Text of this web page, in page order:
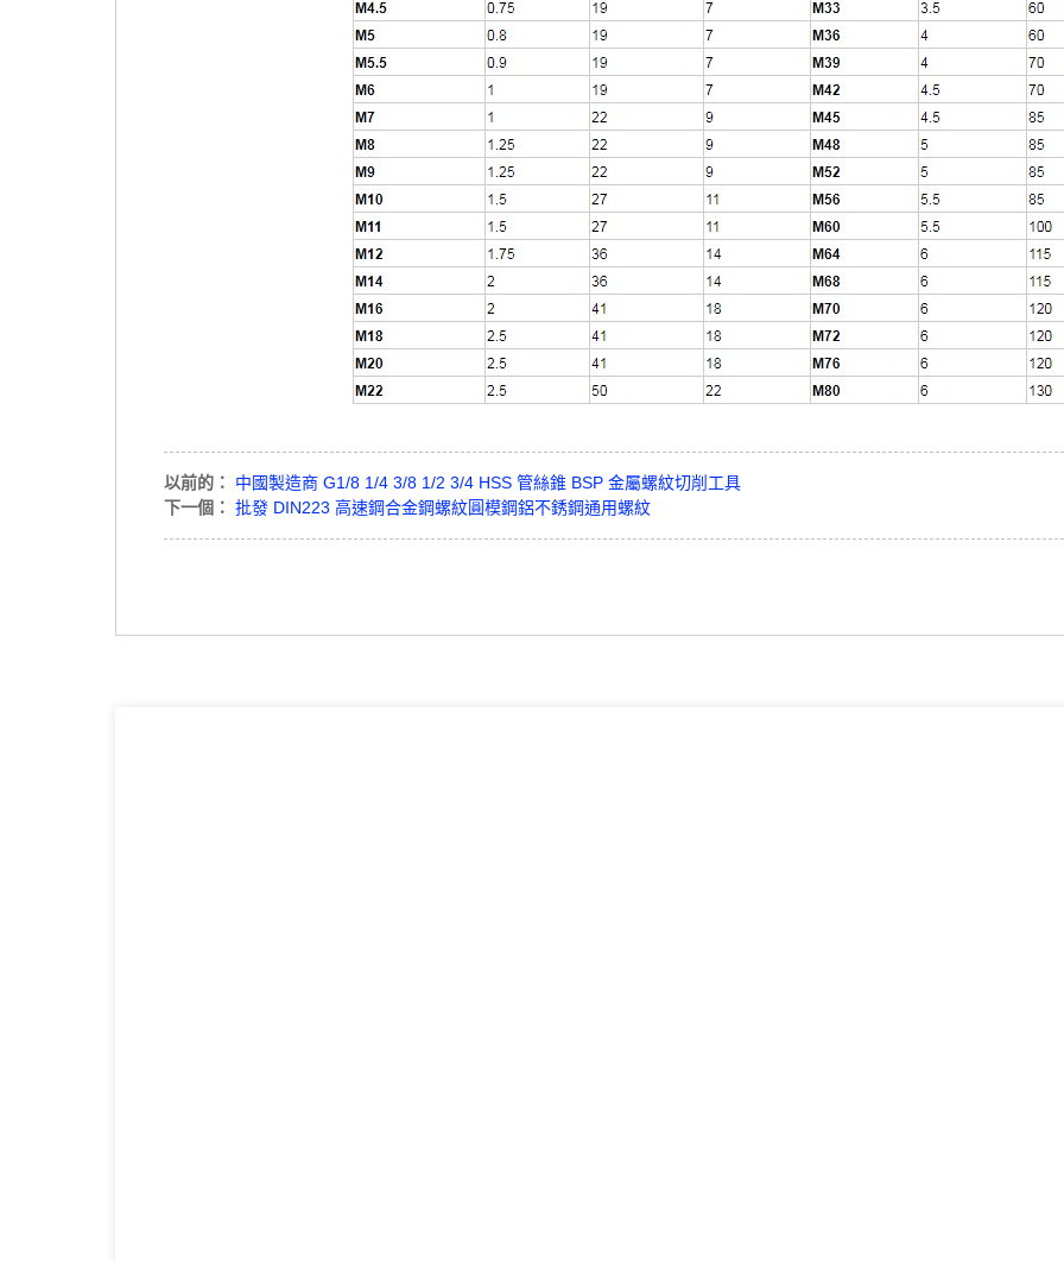
以前的：
中國製造商 G1/8 1/4 3/8 1/2 3/4 HSS 管絲錐 BSP 金屬螺紋切削工具
下一個： 批發 DIN223 高速鋼合金鋼螺紋圓模鋼鋁不銹鋼通用螺紋